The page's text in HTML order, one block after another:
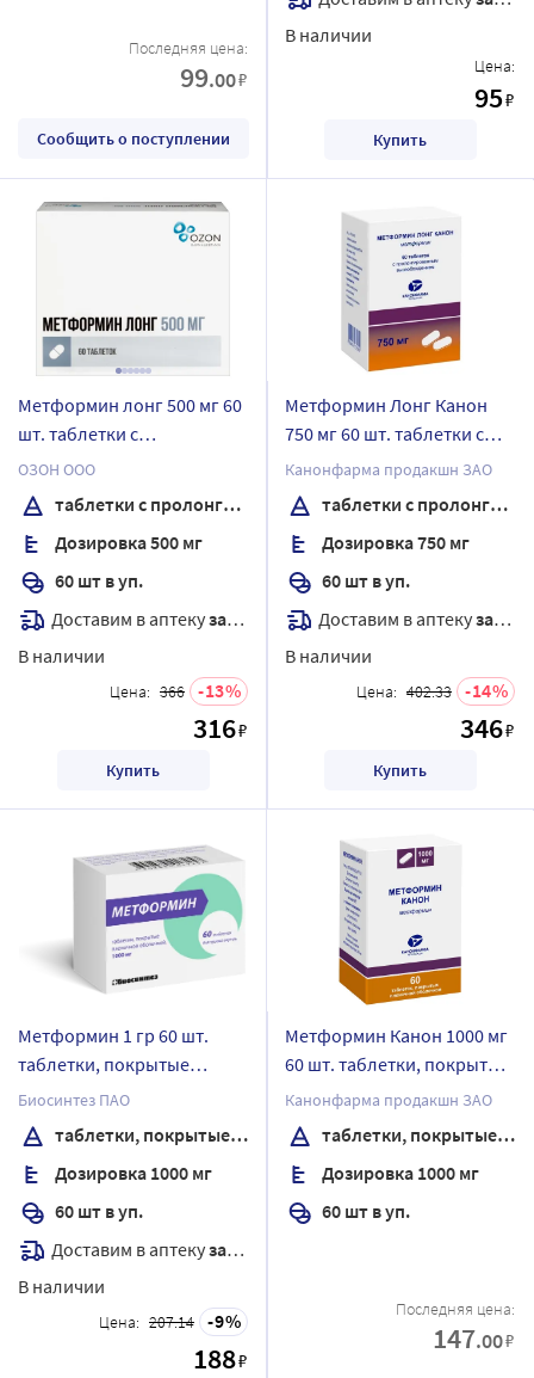
Последняя цена:
99.00₽
Сообщить о поступлении
В наличии
Цена:
95₽
Купить
Метформин лонг 500 мг 60
шт. таблетки с
пролонгированным
высвобождением
ОЗОН ООО
таблетки с пролонгированным высвобождением
Дозировка 500 мг
60 шт в уп.
Доставим в аптекузавтра
В наличии
Цена: 366 13
316₽
Купить
Метформин Лонг Канон
750 мг 60 шт. таблетки с
пролонгированным
высвобождением банка
Канонфарма продакшн ЗАО
таблетки с пролонгированным высвобождением
Дозировка 750 мг
60 шт в уп.
Доставим в аптекузавтра
В наличии
Цена: 402.33 14
346₽
Купить
Метформин 1 гр 60 шт.
таблетки, покрытые
пленочной оболочкой
Биосинтез ПАО
таблетки, покрытые пленочной оболочкой
Дозировка 1000 мг
60 шт в уп.
Доставим в аптекузавтра
В наличии
Цена: 207.14 9
188₽
Метформин Канон 1000 мг
60 шт. таблетки, покрытые
пленочной оболочкой
банка
Канонфарма продакшн ЗАО
таблетки, покрытые пленочной оболочкой
Дозировка 1000 мг
60 шт в уп.
Последняя цена:
147.00₽